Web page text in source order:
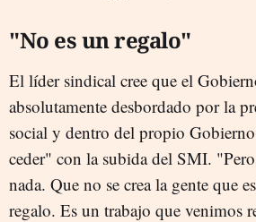
"No es un regalo"
El líder sindical cree que el
absolutamente desbordado por la
social y dentro del propio
ceder" con la subida del SMI.
nada. Que no se crea la gente que
regalo. Es un trabajo que venimos